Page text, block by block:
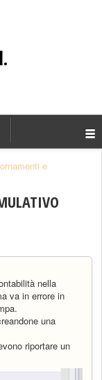
e
nella
va in errore in
una
riportare un